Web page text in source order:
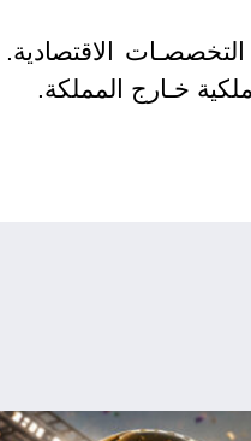
الاقتصادية.
خـارج المملكة.